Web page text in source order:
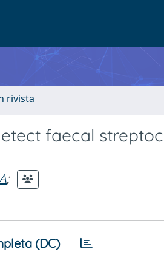
rivista
faecal
;
(DC)